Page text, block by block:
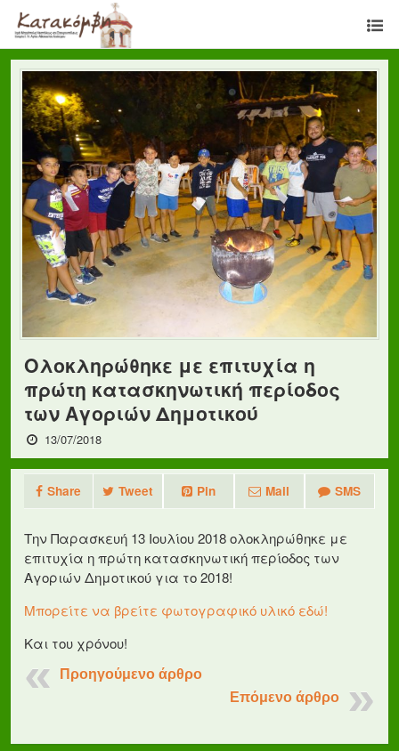
Ολοκληρώθηκε με επιτυχία η
πρώτη κατασκηνωτική περίοδος
των Αγοριών Δημοτικού
13/07/2018
Share Tweet Pin Mail SMS
Την Παρασκευή 13 Ιουλίου 2018 ολοκληρώθηκε με
επιτυχία η πρώτη κατασκηνωτική περίοδος των
Αγοριών Δημοτικού για το 2018!
Μπορείτε να βρείτε φωτογραφικό υλικό εδώ!
Και του χρόνου!
Προηγούμενο άρθρο
Επόμενο άρθρο